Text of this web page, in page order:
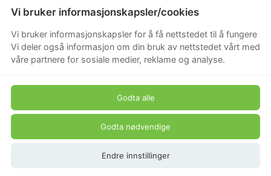
Vi bruker informasjonskapsler/cookies
Vi bruker informasjonskapsler for å få nettstedet til å fungere
Vi deler også informasjon om din bruk av nettstedet vårt med
våre partnere for sosiale medier, reklame og analyse.
Godta alle
Godta nødvendige
Endre innstillinger